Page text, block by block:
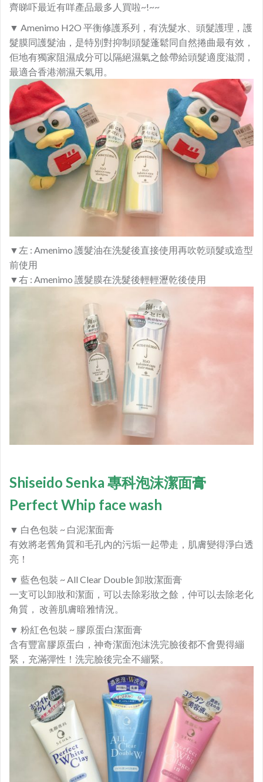
齊睇吓最近有咩產品最多人買啦~!~~
▼ Amenimo H2O 平衡修護系列，有洗髮水、頭髮護理，護
髮膜同護髮油，是特別對抑制頭髮蓬鬆同自然捲曲最有效，
佢地有獨家阻濕成分可以隔絕濕氣之餘帶給頭髮適度滋潤，
最適合香港潮濕天氣用。
▼左 : Amenimo 護髮油在洗髮後直接使用再吹乾頭髮或造型
前使用
▼右 : Amenimo 護髮膜在洗髮後輕輕瀝乾後使用
Shiseido Senka 專科泡沫潔面膏
Perfect Whip face wash
▼ 白色包裝 ~ 白泥潔面膏
有效將老舊角質和毛孔內的污垢一起帶走，肌膚變得淨白透
亮！
▼ 藍色包裝 ~ All Clear Double 卸妝潔面膏
一支可以卸妝和潔面，可以去除彩妝之餘，仲可以去除老化
角質， 改善肌膚暗雅情況。
▼ 粉紅色包裝 ~ 膠原蛋白潔面膏
含有豐富膠原蛋白，神奇潔面泡沫洗完臉後都不會覺得繃
緊，充滿彈性！洗完臉後完全不繃緊。